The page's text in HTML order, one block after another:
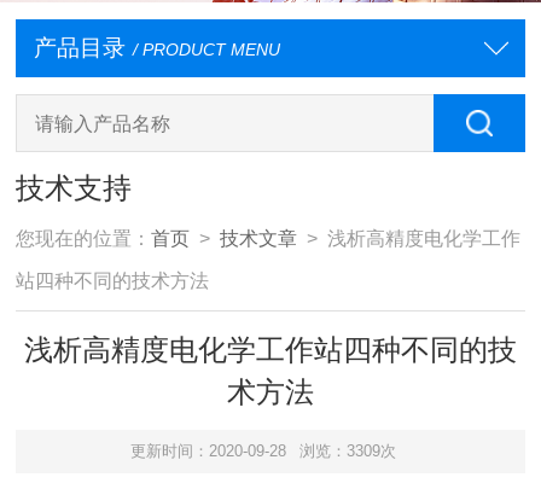
产品目录 / PRODUCT MENU
技术支持
您现在的位置：首页 >技术文章 > 浅析高精度电化学工作
站四种不同的技术方法
浅析高精度电化学工作站四种不同的技
术方法
更新时间：2020-09-28 浏览：3309次